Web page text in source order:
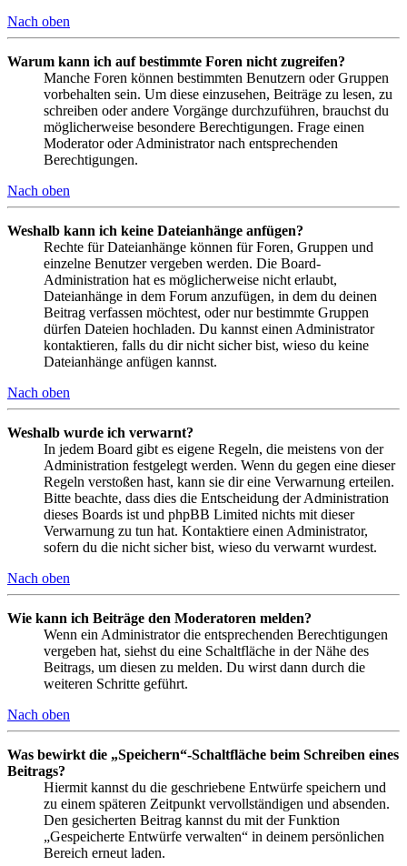
Nach oben
Warum kann ich auf bestimmte Foren nicht zugreifen?
Manche Foren können bestimmten Benutzern oder Gruppen
vorbehalten sein. Um diese einzusehen, Beiträge zu lesen, zu
schreiben oder andere Vorgänge durchzuführen, brauchst du
möglicherweise besondere Berechtigungen. Frage einen
Moderator oder Administrator nach entsprechenden
Berechtigungen.
Nach oben
Weshalb kann ich keine Dateianhänge anfügen?
Rechte für Dateianhänge können für Foren, Gruppen und
einzelne Benutzer vergeben werden. Die Board-
Administration hat es möglicherweise nicht erlaubt,
Dateianhänge in dem Forum anzufügen, in dem du deinen
Beitrag verfassen möchtest, oder nur bestimmte Gruppen
dürfen Dateien hochladen. Du kannst einen Administrator
kontaktieren, falls du dir nicht sicher bist, wieso du keine
Dateianhänge anfügen kannst.
Nach oben
Weshalb wurde ich verwarnt?
In jedem Board gibt es eigene Regeln, die meistens von der
Administration festgelegt werden. Wenn du gegen eine dieser
Regeln verstoßen hast, kann sie dir eine Verwarnung erteilen.
Bitte beachte, dass dies die Entscheidung der Administration
dieses Boards ist und phpBB Limited nichts mit dieser
Verwarnung zu tun hat. Kontaktiere einen Administrator,
sofern du die nicht sicher bist, wieso du verwarnt wurdest.
Nach oben
Wie kann ich Beiträge den Moderatoren melden?
Wenn ein Administrator die entsprechenden Berechtigungen
vergeben hat, siehst du eine Schaltfläche in der Nähe des
Beitrags, um diesen zu melden. Du wirst dann durch die
weiteren Schritte geführt.
Nach oben
Was bewirkt die „Speichern“-Schaltfläche beim Schreiben eines
Beitrags?
Hiermit kannst du die geschriebene Entwürfe speichern und
zu einem späteren Zeitpunkt vervollständigen und absenden.
Den gesicherten Beitrag kannst du mit der Funktion
„Gespeicherte Entwürfe verwalten“ in deinem persönlichen
Bereich erneut laden.